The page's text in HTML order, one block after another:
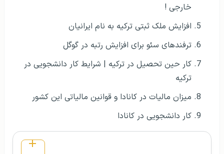
خارجی !
افزایش ملک ثبتی ترکیه به نام ایرانیان
ترفندهای سئو برای افزایش رتبه در گوگل
کار حین تحصیل در ترکیه | شرایط کار دانشجویی در
ترکیه
میزان مالیات در کانادا و قوانین مالیاتی این کشور
کار دانشجویی در کانادا